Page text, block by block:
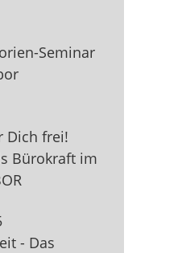
Seminar
Dich frei!
Bürokraft im
- Das